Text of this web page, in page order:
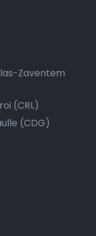
Zaventem
(CRL)
(CDG)